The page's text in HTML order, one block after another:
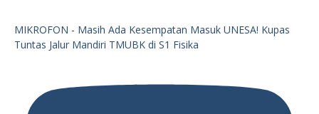
MIKROFON - Masih Ada Kesempatan Masuk UNESA! Kupas
Tuntas Jalur Mandiri TMUBK di S1 Fisika